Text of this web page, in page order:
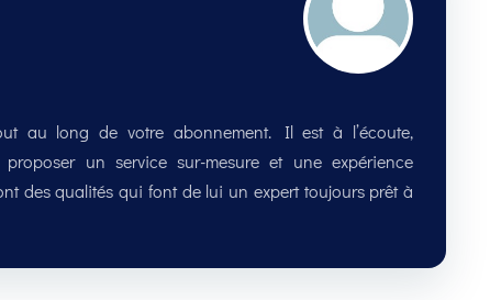
au long de votre abonnement. Il est à l’écoute,
un service sur-mesure et une expérience
des qualités qui font de lui un expert toujours prêt à